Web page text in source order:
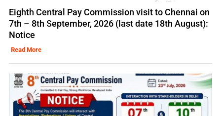
Eighth Central Pay Commission visit to Chennai on
7th – 8th September, 2026 (last date 18th August):
Notice
Read More